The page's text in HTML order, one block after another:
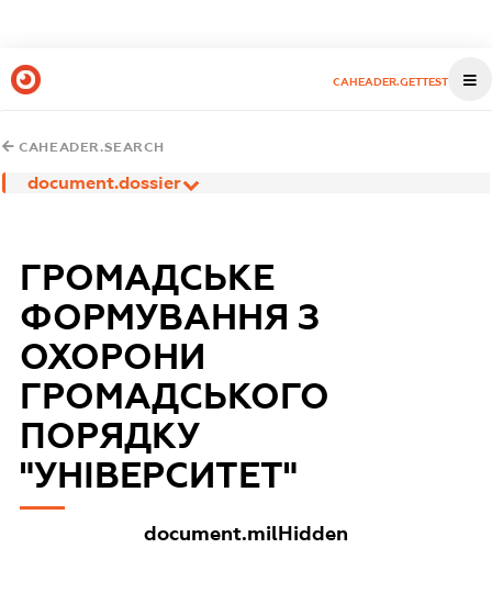
CAHEADER.GETTEST
CAHEADER.SEARCH
document.dossier
ГРОМАДСЬКЕ
ФОРМУВАННЯ З
ОХОРОНИ
ГРОМАДСЬКОГО
ПОРЯДКУ
"УНІВЕРСИТЕТ"
document.milHidden